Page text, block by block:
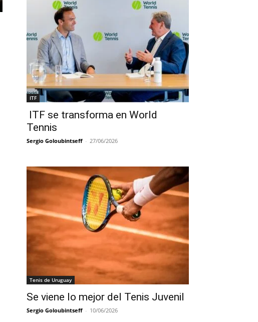
ITF
ITF se transforma en World
Tennis
Sergio Goloubintseff - 27/06/2026
Tenis de Uruguay
Se viene lo mejor del Tenis Juvenil
Sergio Goloubintseff - 10/06/2026